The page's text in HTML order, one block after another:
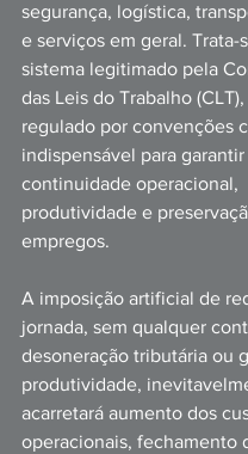
segurança, logística,
e serviços em geral. Trata-
sistema legitimado pela
das Leis do Trabalho
regulado por convenções
indispensável para garantir
continuidade operacional,
produtividade e
empregos.
A imposição artificial de
jornada, sem qualquer
desoneração tributária ou
produtividade,
acarretará aumento dos
operacionais, fechamento